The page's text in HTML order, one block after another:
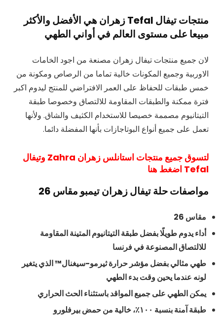
منتجات تيفال Tefalزهران هي الأفضل والأكثر
مبيعا على مستوى العالم في أواني الطهي
لان جميع منتجات تيفال زهران مصنعة من اجود الخامات
الاوربية وجميع المكونات خالية تماما من الرصاص ومكونة من
خمس طبقات للحفاظ على العمر الافتراضي للمنتج ليدوم اكبر
فترة ممكنة والطبقات المقاومة للالتصاق وخصوصا طبقة
التيتانيوم مصممة خصيصا للاستخدام الكثيف والشاق. ولأنها
تعمل على جميع أنواع البوتاجازات بأنها المفضلة دائما.
لتسوق جميع منتجات استانلس زهران Zahra وتيفال
Tefal اضغط هنا
مواصفات حلة تيفال زهران تيمبو مقاس 26
مقاس 26
أداء يدوم طويلًا بفضل طبقة التيتانيوم المتينة المقاومة
للالتصاق المصنوعة في فرنسا
طهي مثالي بفضل مؤشر حرارة ثيرمو-سيغنال™ الذي يتغير
لونه عندما يحين وقت بدء الطهي
يمكن الطهي على جميع المواقد باستثناء الحث الحراري
طبقة آمنة بنسبة ١٠٠٪، خالية من حمض بيرفلورو